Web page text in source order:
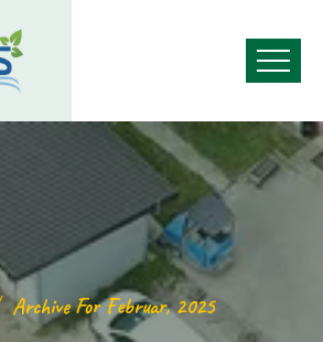
Archive For Februar, 2025